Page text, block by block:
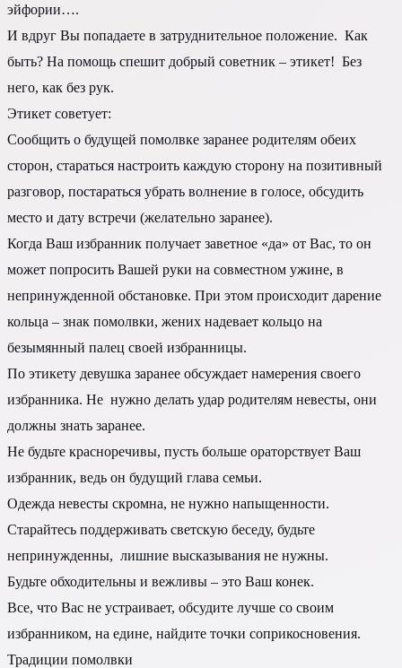
эйфории….
И вдруг Вы попадаете в затруднительное положение. Как
быть? На помощь спешит добрый советник – этикет! Без
него, как без рук.
Этикет советует:
Сообщить о будущей помолвке заранее родителям обеих
сторон, стараться настроить каждую сторону на позитивный
разговор, постараться убрать волнение в голосе, обсудить
место и дату встречи (желательно заранее).
Когда Ваш избранник получает заветное «да» от Вас, то он
может попросить Вашей руки на совместном ужине, в
непринужденной обстановке. При этом происходит дарение
кольца – знак помолвки, жених надевает кольцо на
безымянный палец своей избранницы.
По этикету девушка заранее обсуждает намерения своего
избранника. Не нужно делать удар родителям невесты, они
должны знать заранее.
Не будьте красноречивы, пусть больше ораторствует Ваш
избранник, ведь он будущий глава семьи.
Одежда невесты скромна, не нужно напыщенности.
Старайтесь поддерживать светскую беседу, будьте
непринужденны, лишние высказывания не нужны.
Будьте обходительны и вежливы – это Ваш конек.
Все, что Вас не устраивает, обсудите лучше со своим
избранником, на едине, найдите точки соприкосновения.
Традиции помолвки